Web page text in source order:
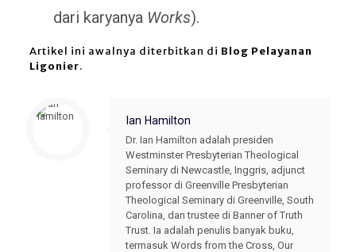
dari karyanya Works).
Artikel ini awalnya diterbitkan di Blog Pelayanan
Ligonier.
Ian Hamilton
Dr. Ian Hamilton adalah presiden
Westminster Presbyterian Theological
Seminary di Newcastle, Inggris, adjunct
professor di Greenville Presbyterian
Theological Seminary di Greenville, South
Carolina, dan trustee di Banner of Truth
Trust. Ia adalah penulis banyak buku,
termasuk Words from the Cross, Our